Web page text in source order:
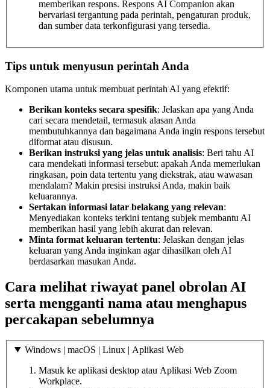
memberikan respons. Respons AI Companion akan
bervariasi tergantung pada perintah, pengaturan produk,
dan sumber data terkonfigurasi yang tersedia.
Tips untuk menyusun perintah Anda
Komponen utama untuk membuat perintah AI yang efektif:
Berikan konteks secara spesifik: Jelaskan apa yang Anda
cari secara mendetail, termasuk alasan Anda
membutuhkannya dan bagaimana Anda ingin respons tersebut
diformat atau disusun.
Berikan instruksi yang jelas untuk analisis: Beri tahu AI
cara mendekati informasi tersebut: apakah Anda memerlukan
ringkasan, poin data tertentu yang diekstrak, atau wawasan
mendalam? Makin presisi instruksi Anda, makin baik
keluarannya.
Sertakan informasi latar belakang yang relevan:
Menyediakan konteks terkini tentang subjek membantu AI
memberikan hasil yang lebih akurat dan relevan.
Minta format keluaran tertentu: Jelaskan dengan jelas
keluaran yang Anda inginkan agar dihasilkan oleh AI
berdasarkan masukan Anda.
Cara melihat riwayat panel obrolan AI
serta mengganti nama atau menghapus
percakapan sebelumnya
Windows | macOS | Linux | Aplikasi Web
Masuk ke aplikasi desktop atau Aplikasi Web Zoom
Workplace.